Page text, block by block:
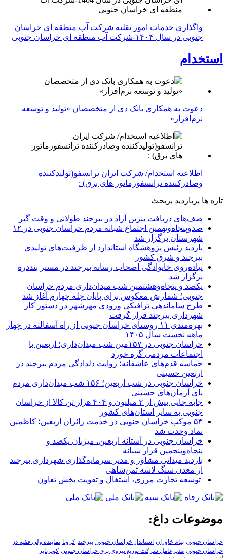
واگذاری خدمات امور نقلیه شرکت آب منطقه ای خراسان
جنوبی در سال ۱۴۰۴-شرکت آب منطقه ای خراسان جنوبی
استخدام
دعوت به همکاری بانک دی از متخصصان «تولید و توسعه
نرم‌افزار»
اطلاعیه استخدام/ شرکت ایران ترانسفو(تولیدکننده
وصادرکننده ترانسفورماتور های برق) :
تازه ها پربازدید پربحث
صف‌های دریافت بنزین آزاد در بیرجند طولانی و وقت گیر
صدوپنجاه‌ونهمین اجتماع شبانه مردم خراسان جنوبی در ۱۲
شهرستان برگزار شد
بازدید رئیس پژوهشگاه استاندارد از ظرفیت‌های تولیدی
بیرجند و شرق کشور
پیاده‌روی خانوادگی اصحاب رسانه بیرجند در مسیر بنددره
برگزار شد
یکصد و پنجاه‌وهشتمین شب میدان‌داری مردم خراسان
جنوبی؛ شمارش معکوس برای پایان چله چهارم آغاز شد
طرح ساماندهی ترافیکی ورودی مهرشهر در دستور کار
شهرداری بیرجند قرار گرفت
بهره‌مندی ۱۱ روستای خراسان جنوبی از راه آسفالته در چهار
ماهه نخست سال ۱۴۰۵
خراسان جنوبی در ۱۵۷مین شب میدان‌داری؛ اربعین با
اجتماعات مردمی گره خورد
حماسه قدم‌های عاشقانه؛ روایت دلدادگی مردم بیرجند در
اربعین حسینی
خراسان جنوبی در شب اربعین؛ ۱۵۶ شب میدان‌داری مردم
پای آرمان‌های حسینی
جابه جایی بیش از ۲ میلیون و ۴۰۴ هزار تن کالا از خراسان
جنوبی به سایر استان‌های کشور
۵۳ موکب خراسان جنوبی در خدمت زائران اربعین؛ کاظمین
نماد وحدت شد
خراسان جنوبی در آستانه اربعین، میزبان یکصد و
پنجاه‌وپنجمین قرار شبانه
بازدید میدانی مشاور و مدیر سرمایه‌گذاری شهرداری بیرجند
از معدن سنگ لاشه ثمن‌شاهی
توسعه تجارت مرزی، اشتغال و تقویت بخش تعاون
موضوعات داغ:
خراسان جنوبی پیام خاوران استاندار خراسان جنوبی بیرجند کرونا نماینده ولی فقیه در
خراسان جنوبی مدیرعامل شرکت توزیع نیروی برق خراسان جنوبی کویرتایر